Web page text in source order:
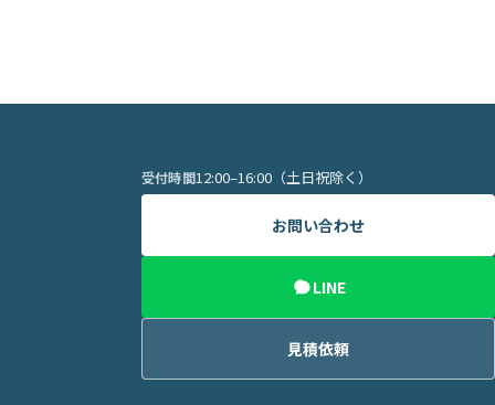
受付時間12:00–16:00（土日祝除く）
お問い合わせ
LINE
見積依頼